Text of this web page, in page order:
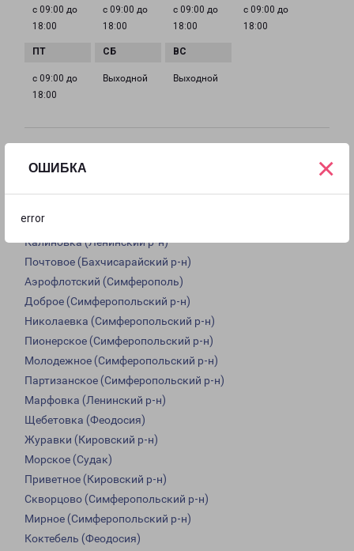
ОШИБКА
error
×
с 09:00 до
18:00
с 09:00 до
18:00
с 09:00 до
18:00
с 09:00 до
18:00
с 09:00 до
18:00
Выходной Выходной
осуществляется в следующие города:
Симферополь
Калиновка (Ленинский р-н)
Почтовое (Бахчисарайский р-н)
Аэрофлотский (Симферополь)
Доброе (Симферопольский р-н)
Николаевка (Симферопольский р-н)
Пионерское (Симферопольский р-н)
Молодежное (Симферопольский р-н)
Партизанское (Симферопольский р-н)
Марфовка (Ленинский р-н)
Щебетовка (Феодосия)
Журавки (Кировский р-н)
Морское (Судак)
Приветное (Кировский р-н)
Скворцово (Симферопольский р-н)
Мирное (Симферопольский р-н)
Коктебель (Феодосия)